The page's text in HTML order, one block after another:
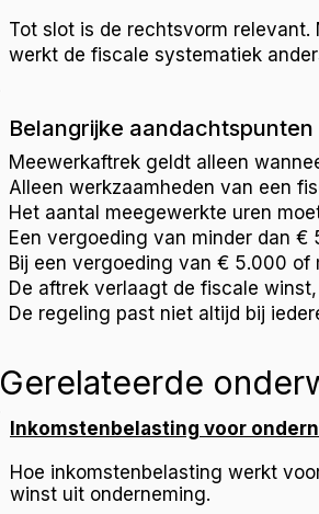
Tot slot is de rechtsvorm relevant.
werkt de fiscale systematiek
Belangrijke aandachtspunten
Meewerkaftrek geldt alleen
Alleen werkzaamheden van een
Het aantal meegewerkte uren
Een vergoeding van minder dan
Bij een vergoeding van € 5.000
De aftrek verlaagt de fiscale
De regeling past niet altijd bij
Gerelateerde
Inkomstenbelasting voor
Hoe inkomstenbelasting werkt
winst uit onderneming.